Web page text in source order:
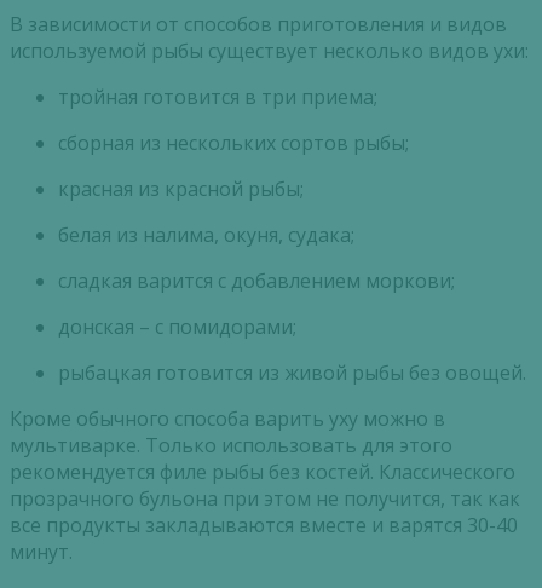
В зависимости от способов приготовления и видов
используемой рыбы существует несколько видов ухи:
тройная готовится в три приема;
сборная из нескольких сортов рыбы;
красная из красной рыбы;
белая из налима, окуня, судака;
сладкая варится с добавлением моркови;
донская – с помидорами;
рыбацкая готовится из живой рыбы без овощей.
Кроме обычного способа варить уху можно в
мультиварке. Только использовать для этого
рекомендуется филе рыбы без костей. Классического
прозрачного бульона при этом не получится, так как
все продукты закладываются вместе и варятся 30-40
минут.